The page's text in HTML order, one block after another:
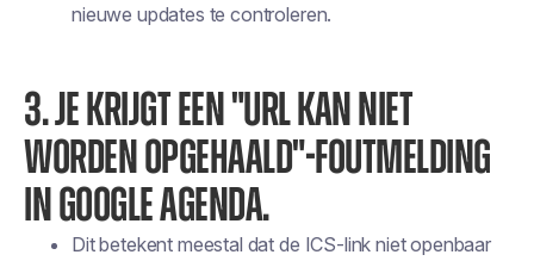
nieuwe updates te controleren.
3. JE KRIJGT EEN "URL KAN NIET
WORDEN OPGEHAALD"-FOUTMELDING
IN GOOGLE AGENDA.
Dit betekent meestal dat de ICS-link niet openbaar